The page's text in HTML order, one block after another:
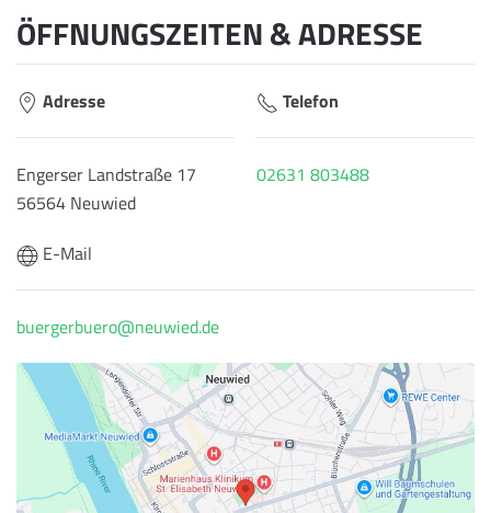
ÖFFNUNGSZEITEN & ADRESSE
Adresse
Engerser Landstraße 17
56564 Neuwied
Telefon
02631 803488
E-Mail
buergerbuero@neuwied.de